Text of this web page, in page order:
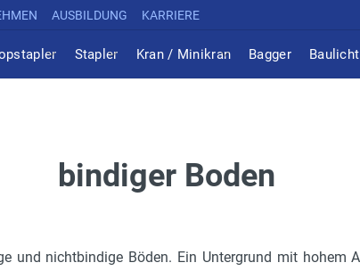
AUSBILDUNG KARRIERE
Stapler Kran / Minikran Bagger Baulicht
bindiger Boden
und nichtbindige Böden. Ein Untergrund mit hohem